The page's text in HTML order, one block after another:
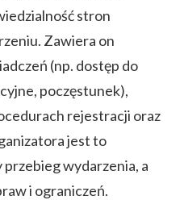
stron
Zawiera on
(np. dostęp do
poczęstunek),
rejestracji oraz
jest to
wydarzenia, a
i ograniczeń.